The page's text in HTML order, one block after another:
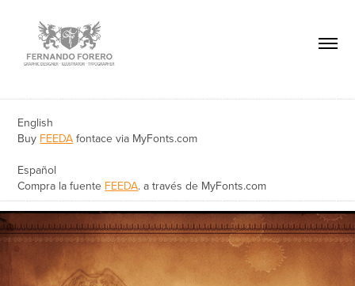
English
Buy FEEDA fontace via MyFonts.com
Español
Compra la fuente FEEDA. a través de MyFonts.com